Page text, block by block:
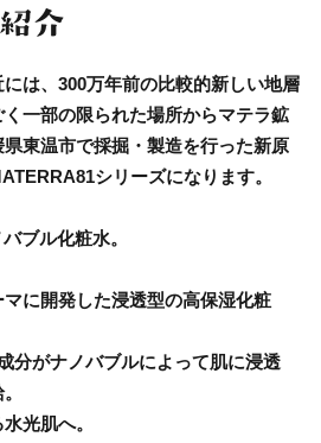
は、300万年前の比較的新しい地層
一部の限られた場所からマテラ鉱
東温市で採掘・製造を行った新原
シリーズになります。
ブル化粧水。
に開発した浸透型の高保湿化粧
分がナノバブルによって肌に浸透
光肌へ。